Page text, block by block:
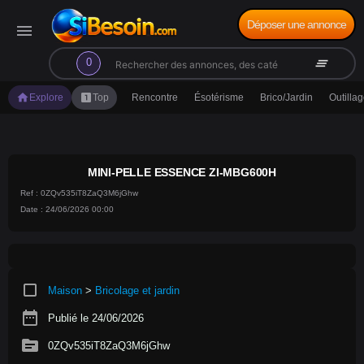
menu
0
search clear_all
Déposer une annonce
home Explore looks_oneTop Rencontre Ésotérisme Brico/Jardin
MINI-PELLE ESSENCE ZI-MBG600H
Ref : 0ZQv535iT8ZaQ3M6jGhw
Date : 24/06/2026 00:00
crop_square Maison > Bricolage et jardin
date_range Publié le 24/06/2026
source 0ZQv535iT8ZaQ3M6jGhw